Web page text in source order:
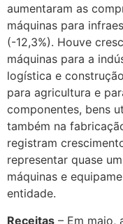
aumentaram as
máquinas para
(-12,3%). Houve
máquinas para a
logística e
para agricultura e
componentes, bens
também na
registram
representar quase
máquinas e
entidade.
Receitas – Em maio,